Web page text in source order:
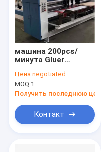
машина 200pcs/
минута Gluer
12kw
Цена:negotiated
MOQ:1
Получить последнюю цену
Контакт